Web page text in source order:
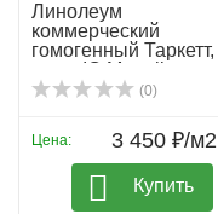
Линолеум
коммерческий
гомогенный Таркетт,
колл. IQ Megali...
(0)
Цена: 3 450 ₽/м2
Купить